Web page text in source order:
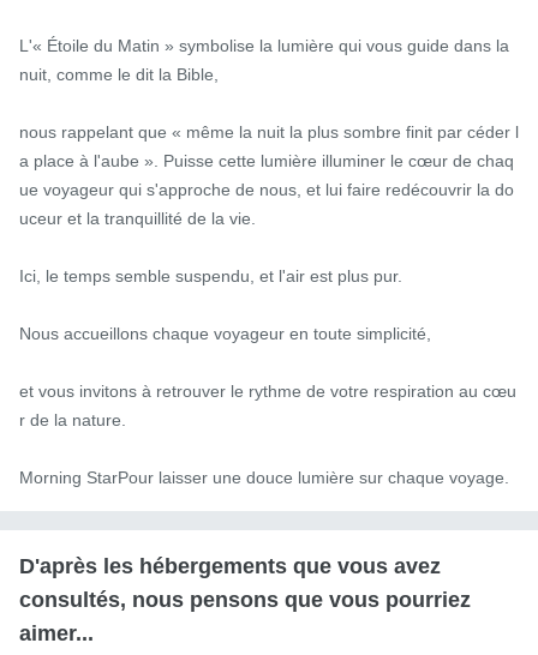
L'« Étoile du Matin » symbolise la lumière qui vous guide dans la
nuit, comme le dit la Bible,
nous rappelant que « même la nuit la plus sombre finit par céder l
a place à l'aube ». Puisse cette lumière illuminer le cœur de chaq
ue voyageur qui s'approche de nous, et lui faire redécouvrir la do
uceur et la tranquillité de la vie.
Ici, le temps semble suspendu, et l'air est plus pur.
Nous accueillons chaque voyageur en toute simplicité,
et vous invitons à retrouver le rythme de votre respiration au cœu
r de la nature.
Morning StarPour laisser une douce lumière sur chaque voyage.
D'après les hébergements que vous avez
consultés, nous pensons que vous pourriez
aimer...